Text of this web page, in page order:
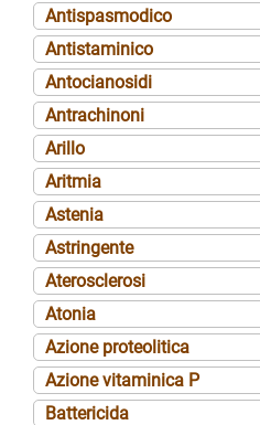
Antispasmodico
Antistaminico
Antocianosidi
Antrachinoni
Arillo
Aritmia
Astenia
Astringente
Aterosclerosi
Atonia
Azione proteolitica
Azione vitaminica P
Battericida